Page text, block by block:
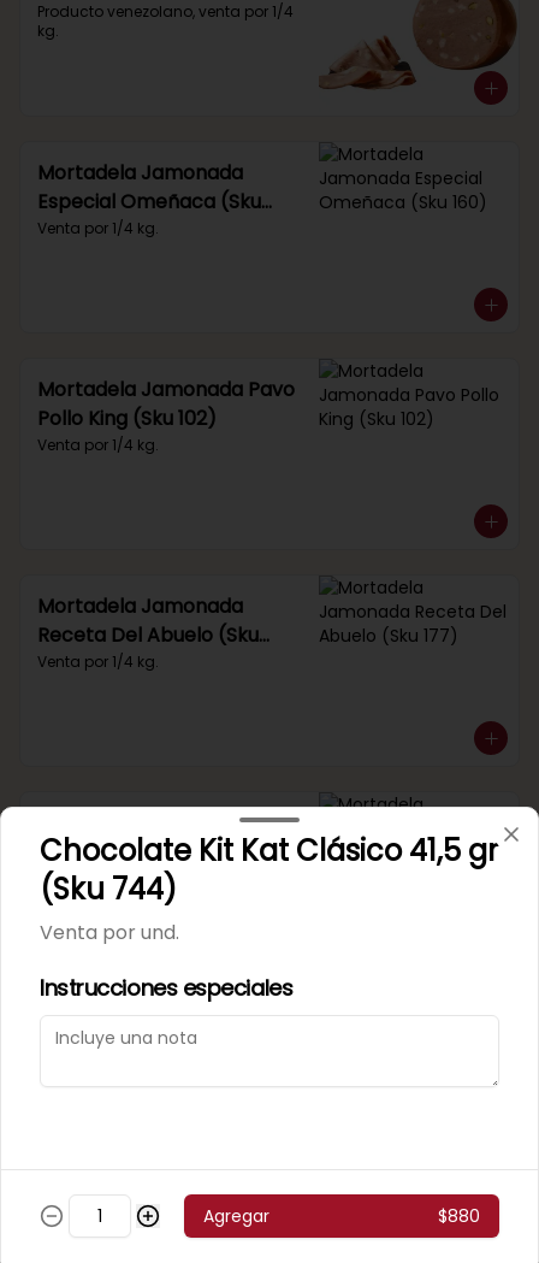
Producto venezolano, venta por 1/4
kg.
Mortadela Jamonada
Especial Omeñaca (Sku
160)
Venta por 1/4 kg.
Mortadela Jamonada Pavo
Pollo King (Sku 102)
Venta por 1/4 kg.
Mortadela Jamonada
Receta Del Abuelo (Sku
177)
Venta por 1/4 kg.
Mortadela Jamonada
Supercerdo (Sku 101)
Venta por 1/4 kg.
Mortadela Jamonada
Chocolate Kit Kat Clásico 41,5 gr
(Sku 744)
Venta por und.
Instrucciones especiales
Agregar $880